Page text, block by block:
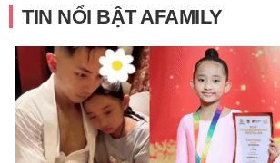
TIN NỔI BẬT AFAMILY